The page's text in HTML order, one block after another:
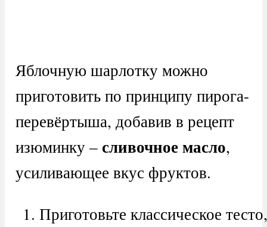
Яблочную шарлотку можно
приготовить по принципу пирога-
перевёртыша, добавив в рецепт
изюминку – сливочное масло,
усиливающее вкус фруктов.
Приготовьте классическое тесто,